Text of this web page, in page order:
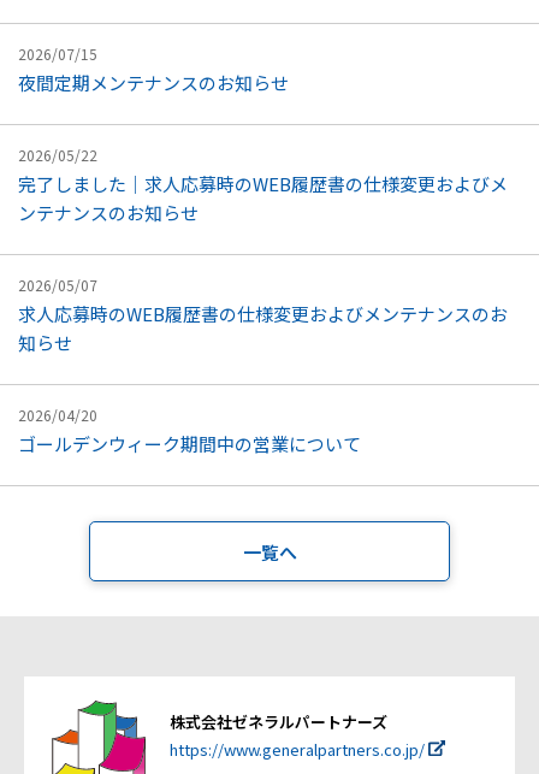
2026/07/15
夜間定期メンテナンスのお知らせ
2026/05/22
完了しました｜求人応募時の​WEB履歴書の​仕様変更および​メ
ンテナンスの​お知らせ
2026/05/07
求人応募時のWEB履歴書の仕様変更およびメンテナンスのお
知らせ
2026/04/20
ゴールデンウィーク期間中の​営業に​ついて
一覧へ
株式会社ゼネラルパートナーズ
https://www.generalpartners.co.jp/